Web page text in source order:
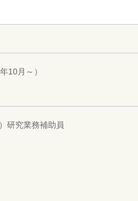
10月～）
研究業務補助員